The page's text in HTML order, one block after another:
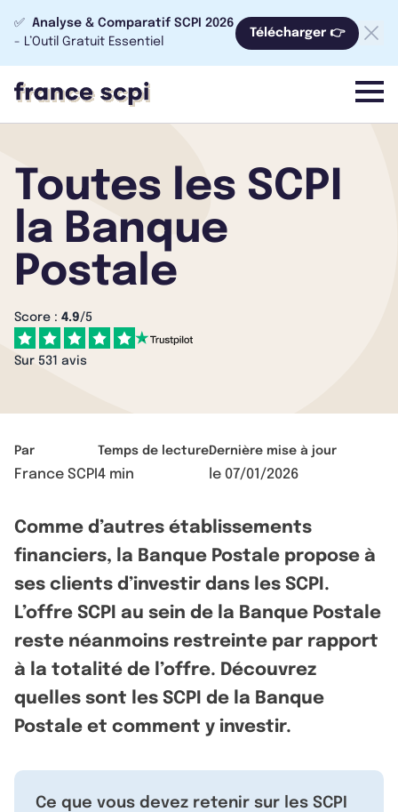
✅ Analyse & Comparatif SCPI 2026
- L’Outil Gratuit Essentiel
Télécharger 👉
menu
Toutes les SCPI
la Banque
Postale
Score : 4.9/5
Sur 531 avis
Par
France SCPI
Temps de lecture
4 min
Dernière mise à jour
le 07/01/2026
Comme d’autres établissements
financiers, la Banque Postale propose à
ses clients d’investir dans les SCPI.
L’offre SCPI au sein de la Banque Postale
reste néanmoins restreinte par rapport
à la totalité de l’offre. Découvrez
quelles sont les SCPI de la Banque
Postale et comment y investir.
Ce que vous devez retenir sur les SCPI